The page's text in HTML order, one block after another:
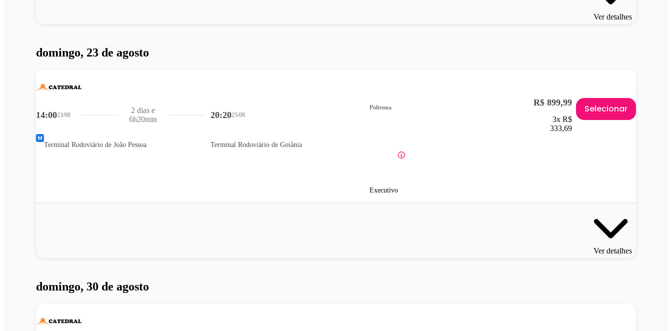
Ver detalhes
domingo, 23 de agosto
14:0023/08
Terminal Rodoviário de João Pessoa
20:2025/08
Terminal Rodoviário de Goiânia
2 dias e
6h20min
Poltrona
Executivo
R$ 899,99
3x R$
333,69
Selecionar
Ver detalhes
domingo, 30 de agosto